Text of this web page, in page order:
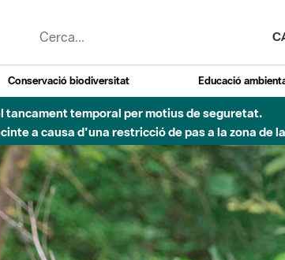
Conservació biodiversitat Educació
degut a obres de construcció d'una passera